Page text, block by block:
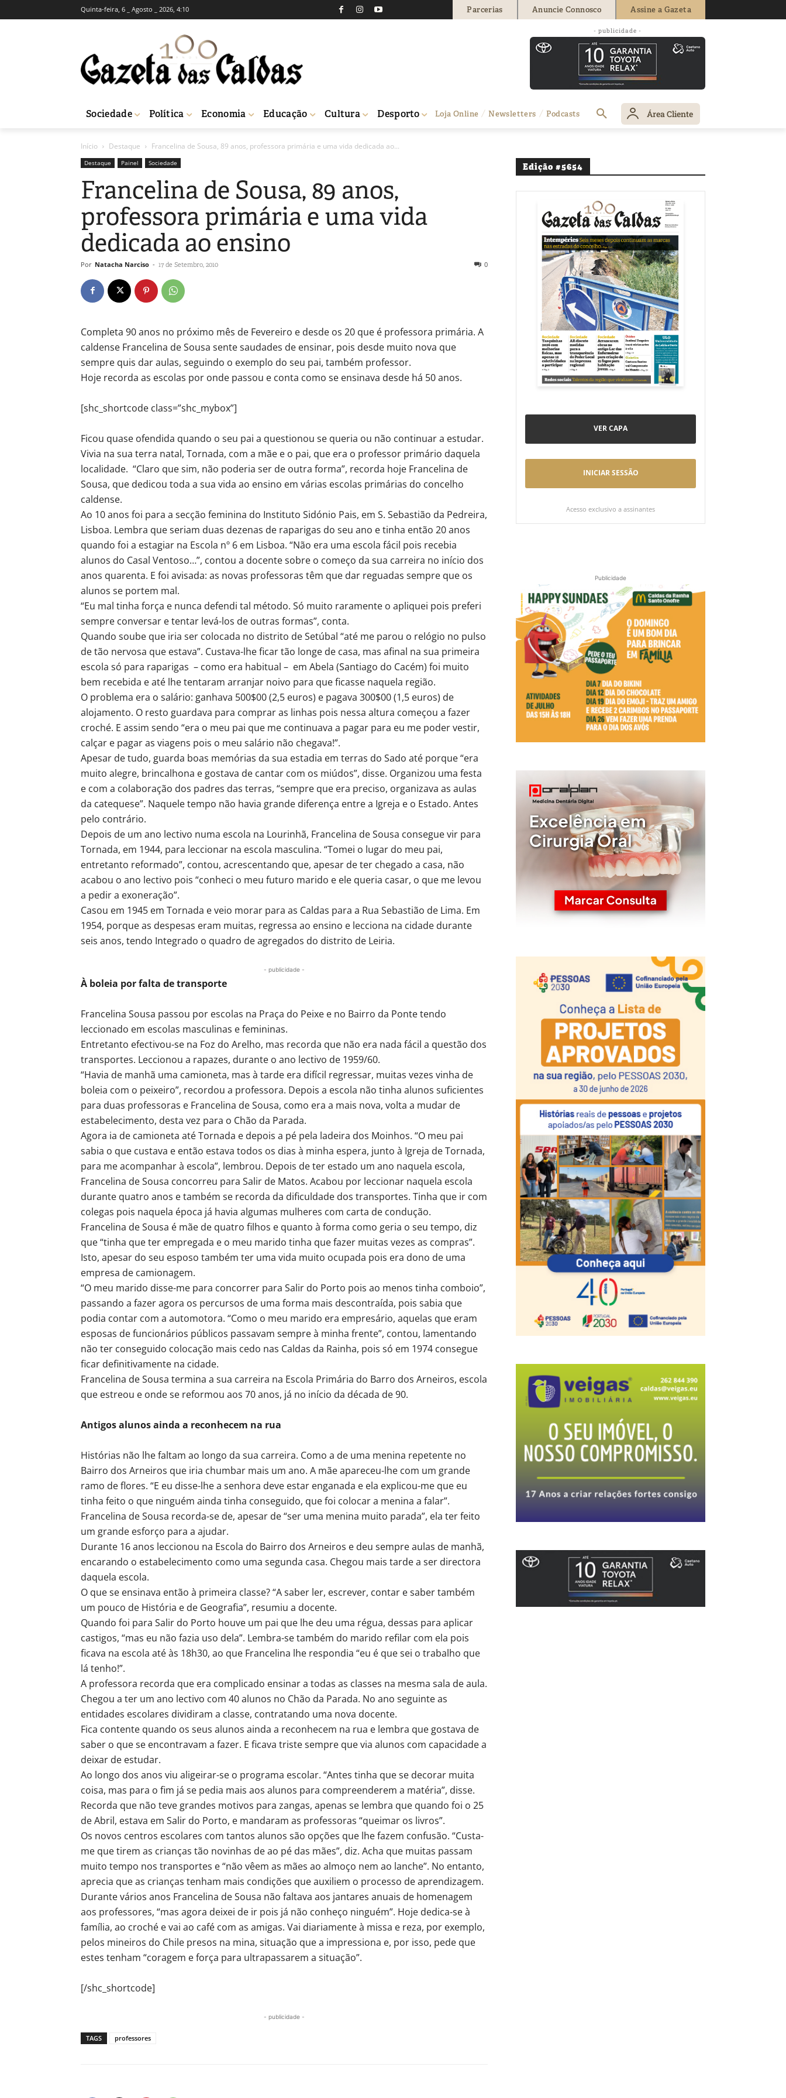
Quinta-feira, 6 _ Agosto _ 2026, 4:10 Parcerias Anuncie Connosco Assine a Gazeta
- publicidade -
Sociedade Política Economia Educação Cultura Desporto Loja Online Newsletters Podcasts Área Cliente
Início Destaque Francelina de Sousa, 89 anos, professora primária e uma vida dedicada ao...
Destaque Painel Sociedade
Francelina de Sousa, 89 anos,
professora primária e uma vida
dedicada ao ensino
Por Natacha Narciso - 17 de Setembro, 2010 0
Completa 90 anos no próximo mês de Fevereiro e desde os 20 que é professora primária. A
caldense Francelina de Sousa sente saudades de ensinar, pois desde muito nova que
sempre quis dar aulas, seguindo o exemplo do seu pai, também professor.
Hoje recorda as escolas por onde passou e conta como se ensinava desde há 50 anos.
[shc_shortcode class=”shc_mybox”]
Ficou quase ofendida quando o seu pai a questionou se queria ou não continuar a estudar.
Vivia na sua terra natal, Tornada, com a mãe e o pai, que era o professor primário daquela
localidade. “Claro que sim, não poderia ser de outra forma”, recorda hoje Francelina de
Sousa, que dedicou toda a sua vida ao ensino em várias escolas primárias do concelho
caldense.
Ao 10 anos foi para a secção feminina do Instituto Sidónio Pais, em S. Sebastião da Pedreira,
Lisboa. Lembra que seriam duas dezenas de raparigas do seu ano e tinha então 20 anos
quando foi a estagiar na Escola nº 6 em Lisboa. “Não era uma escola fácil pois recebia
alunos do Casal Ventoso…”, contou a docente sobre o começo da sua carreira no início dos
anos quarenta. E foi avisada: as novas professoras têm que dar reguadas sempre que os
alunos se portem mal.
“Eu mal tinha força e nunca defendi tal método. Só muito raramente o apliquei pois preferi
sempre conversar e tentar levá-los de outras formas”, conta.
Quando soube que iria ser colocada no distrito de Setúbal “até me parou o relógio no pulso
de tão nervosa que estava”. Custava-lhe ficar tão longe de casa, mas afinal na sua primeira
escola só para raparigas – como era habitual – em Abela (Santiago do Cacém) foi muito
bem recebida e até lhe tentaram arranjar noivo para que ficasse naquela região.
O problema era o salário: ganhava 500$00 (2,5 euros) e pagava 300$00 (1,5 euros) de
alojamento. O resto guardava para comprar as linhas pois nessa altura começou a fazer
croché. E assim sendo “era o meu pai que me continuava a pagar para eu me poder vestir,
calçar e pagar as viagens pois o meu salário não chegava!”.
Apesar de tudo, guarda boas memórias da sua estadia em terras do Sado até porque “era
muito alegre, brincalhona e gostava de cantar com os miúdos”, disse. Organizou uma festa
e com a colaboração dos padres das terras, “sempre que era preciso, organizava as aulas
da catequese”. Naquele tempo não havia grande diferença entre a Igreja e o Estado. Antes
pelo contrário.
Depois de um ano lectivo numa escola na Lourinhã, Francelina de Sousa consegue vir para
Tornada, em 1944, para leccionar na escola masculina. “Tomei o lugar do meu pai,
entretanto reformado”, contou, acrescentando que, apesar de ter chegado a casa, não
acabou o ano lectivo pois “conheci o meu futuro marido e ele queria casar, o que me levou
a pedir a exoneração”.
Casou em 1945 em Tornada e veio morar para as Caldas para a Rua Sebastião de Lima. Em
1954, porque as despesas eram muitas, regressa ao ensino e lecciona na cidade durante
seis anos, tendo Integrado o quadro de agregados do distrito de Leiria.
- publicidade -
À boleia por falta de transporte
Francelina Sousa passou por escolas na Praça do Peixe e no Bairro da Ponte tendo
leccionado em escolas masculinas e femininas.
Entretanto efectivou-se na Foz do Arelho, mas recorda que não era nada fácil a questão dos
transportes. Leccionou a rapazes, durante o ano lectivo de 1959/60.
“Havia de manhã uma camioneta, mas à tarde era difícil regressar, muitas vezes vinha de
boleia com o peixeiro”, recordou a professora. Depois a escola não tinha alunos suficientes
para duas professoras e Francelina de Sousa, como era a mais nova, volta a mudar de
estabelecimento, desta vez para o Chão da Parada.
Agora ia de camioneta até Tornada e depois a pé pela ladeira dos Moinhos. “O meu pai
sabia o que custava e então estava todos os dias à minha espera, junto à Igreja de Tornada,
para me acompanhar à escola”, lembrou. Depois de ter estado um ano naquela escola,
Francelina de Sousa concorreu para Salir de Matos. Acabou por leccionar naquela escola
durante quatro anos e também se recorda da dificuldade dos transportes. Tinha que ir com
colegas pois naquela época já havia algumas mulheres com carta de condução.
Francelina de Sousa é mãe de quatro filhos e quanto à forma como geria o seu tempo, diz
que “tinha que ter empregada e o meu marido tinha que fazer muitas vezes as compras”.
Isto, apesar do seu esposo também ter uma vida muito ocupada pois era dono de uma
empresa de camionagem.
“O meu marido disse-me para concorrer para Salir do Porto pois ao menos tinha comboio”,
passando a fazer agora os percursos de uma forma mais descontraída, pois sabia que
podia contar com a automotora. “Como o meu marido era empresário, aquelas que eram
esposas de funcionários públicos passavam sempre à minha frente”, contou, lamentando
não ter conseguido colocação mais cedo nas Caldas da Rainha, pois só em 1974 consegue
ficar definitivamente na cidade.
Francelina de Sousa termina a sua carreira na Escola Primária do Barro dos Arneiros, escola
que estreou e onde se reformou aos 70 anos, já no início da década de 90.
Antigos alunos ainda a reconhecem na rua
Histórias não lhe faltam ao longo da sua carreira. Como a de uma menina repetente no
Bairro dos Arneiros que iria chumbar mais um ano. A mãe apareceu-lhe com um grande
ramo de flores. “E eu disse-lhe a senhora deve estar enganada e ela explicou-me que eu
tinha feito o que ninguém ainda tinha conseguido, que foi colocar a menina a falar”.
Francelina de Sousa recorda-se de, apesar de “ser uma menina muito parada”, ela ter feito
um grande esforço para a ajudar.
Durante 16 anos leccionou na Escola do Bairro dos Arneiros e deu sempre aulas de manhã,
encarando o estabelecimento como uma segunda casa. Chegou mais tarde a ser directora
daquela escola.
O que se ensinava então à primeira classe? “A saber ler, escrever, contar e saber também
um pouco de História e de Geografia”, resumiu a docente.
Quando foi para Salir do Porto houve um pai que lhe deu uma régua, dessas para aplicar
castigos, “mas eu não fazia uso dela”. Lembra-se também do marido refilar com ela pois
ficava na escola até às 18h30, ao que Francelina lhe respondia “eu é que sei o trabalho que
lá tenho!”.
A professora recorda que era complicado ensinar a todas as classes na mesma sala de aula.
Chegou a ter um ano lectivo com 40 alunos no Chão da Parada. No ano seguinte as
entidades escolares dividiram a classe, contratando uma nova docente.
Fica contente quando os seus alunos ainda a reconhecem na rua e lembra que gostava de
saber o que se encontravam a fazer. E ficava triste sempre que via alunos com capacidade a
deixar de estudar.
Ao longo dos anos viu aligeirar-se o programa escolar. “Antes tinha que se decorar muita
coisa, mas para o fim já se pedia mais aos alunos para compreenderem a matéria”, disse.
Recorda que não teve grandes motivos para zangas, apenas se lembra que quando foi o 25
de Abril, estava em Salir do Porto, e mandaram as professoras “queimar os livros”.
Os novos centros escolares com tantos alunos são opções que lhe fazem confusão. “Custa-
me que tirem as crianças tão novinhas de ao pé das mães”, diz. Acha que muitas passam
muito tempo nos transportes e “não vêem as mães ao almoço nem ao lanche”. No entanto,
aprecia que as crianças tenham mais condições que auxiliem o processo de aprendizagem.
Durante vários anos Francelina de Sousa não faltava aos jantares anuais de homenagem
aos professores, “mas agora deixei de ir pois já não conheço ninguém”. Hoje dedica-se à
família, ao croché e vai ao café com as amigas. Vai diariamente à missa e reza, por exemplo,
pelos mineiros do Chile presos na mina, situação que a impressiona e, por isso, pede que
estes tenham “coragem e força para ultrapassarem a situação”.
[/shc_shortcode]
- publicidade -
TAGS professores
Edição #5654
VER CAPA
INICIAR SESSÃO
Acesso exclusivo a assinantes
Publicidade